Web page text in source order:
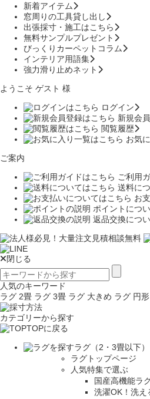
新着アイテム
窓周りの工具貸し出し
出張採寸・施工はこちら
無料サンプルプレゼント
びっくりカーペットコラム
インテリア用語集
強力滑り止めネット
ようこそ ゲスト 様
ログイン
新規会
閲覧履歴
お気
ご案内
ご利用
送料に
お
ポイントにつ
返品交換につ
閉じる
人気のキーワード
ラグ 2畳 ラグ 3畳 ラグ 大きめ ラグ 円形
カテゴリーから探す
TOPに戻る
ラグ（2・3畳以下）
ラグトップページ
人気特集で選ぶ
国産高機能ラ
洗濯OK！洗え